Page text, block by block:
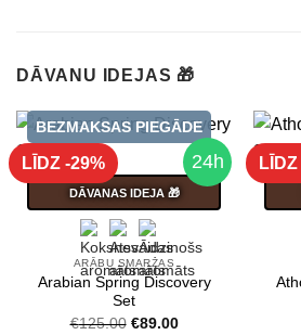
DĀVANU IDEJAS 🎁
24h
LĪDZ -29%
BEZMAKSAS PIEGĀDE
DĀVANAS IDEJA 🎁
ARĀBU SMARŽAS
Arabian Spring Discovery
Set
€125.00 Original
€89.00Current